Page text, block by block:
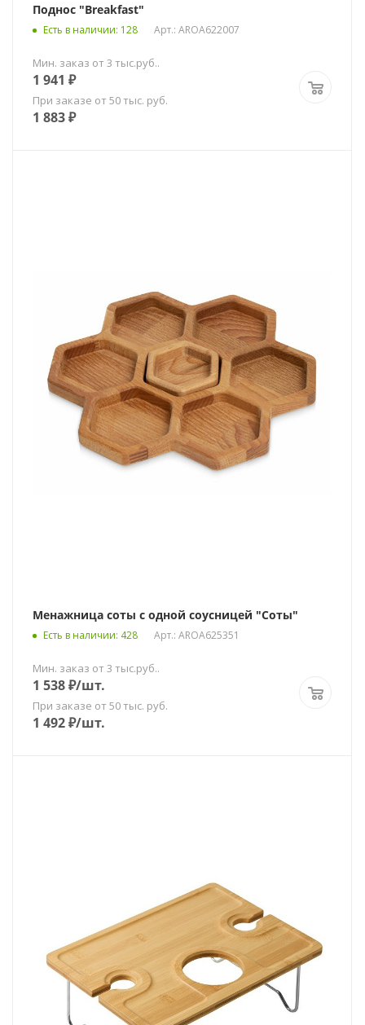
Поднос "Breakfast"
Есть в наличии: 128 Арт.: AROA622007
Мин. заказ от 3 тыс.руб..
1 941 ₽
При заказе от 50 тыс. руб.
1 883₽
Менажница соты с одной соусницей "Соты"
Есть в наличии: 428 Арт.: AROA625351
Мин. заказ от 3 тыс.руб..
1 538₽/шт.
При заказе от 50 тыс. руб.
1 492₽/шт.